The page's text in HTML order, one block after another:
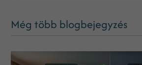
Még több blogbejegyzés